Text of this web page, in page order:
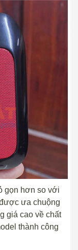
gọn hơn so với
ưa chuộng
giá cao về chất
thành công